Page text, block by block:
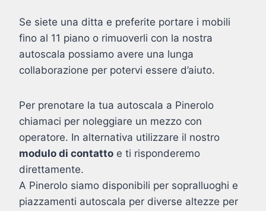
Se siete una ditta e preferite portare i mobili
fino al 11 piano o rimuoverli con la nostra
autoscala possiamo avere una lunga
collaborazione per potervi essere d’aiuto.
Per prenotare la tua autoscala a Pinerolo
chiamaci per noleggiare un mezzo con
operatore. In alternativa utilizzare il nostro
modulo di contatto e ti risponderemo
direttamente.
A Pinerolo siamo disponibili per sopralluoghi e
piazzamenti autoscala per diverse altezze per